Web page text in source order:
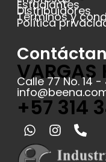
Estudiantes
Distribuidores
Términos y
Política
VARGAS
Calle 77 No. 14
+57 314